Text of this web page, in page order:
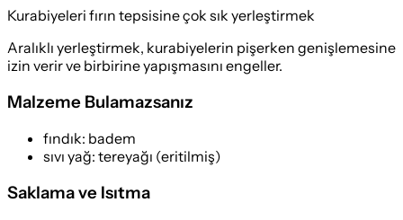
Kurabiyeleri fırın tepsisine çok sık yerleştirmek
Aralıklı yerleştirmek, kurabiyelerin pişerken genişlemesine
izin verir ve birbirine yapışmasını engeller.
Malzeme Bulamazsanız
fındık: badem
sıvı yağ: tereyağı (eritilmiş)
Saklama ve Isıtma